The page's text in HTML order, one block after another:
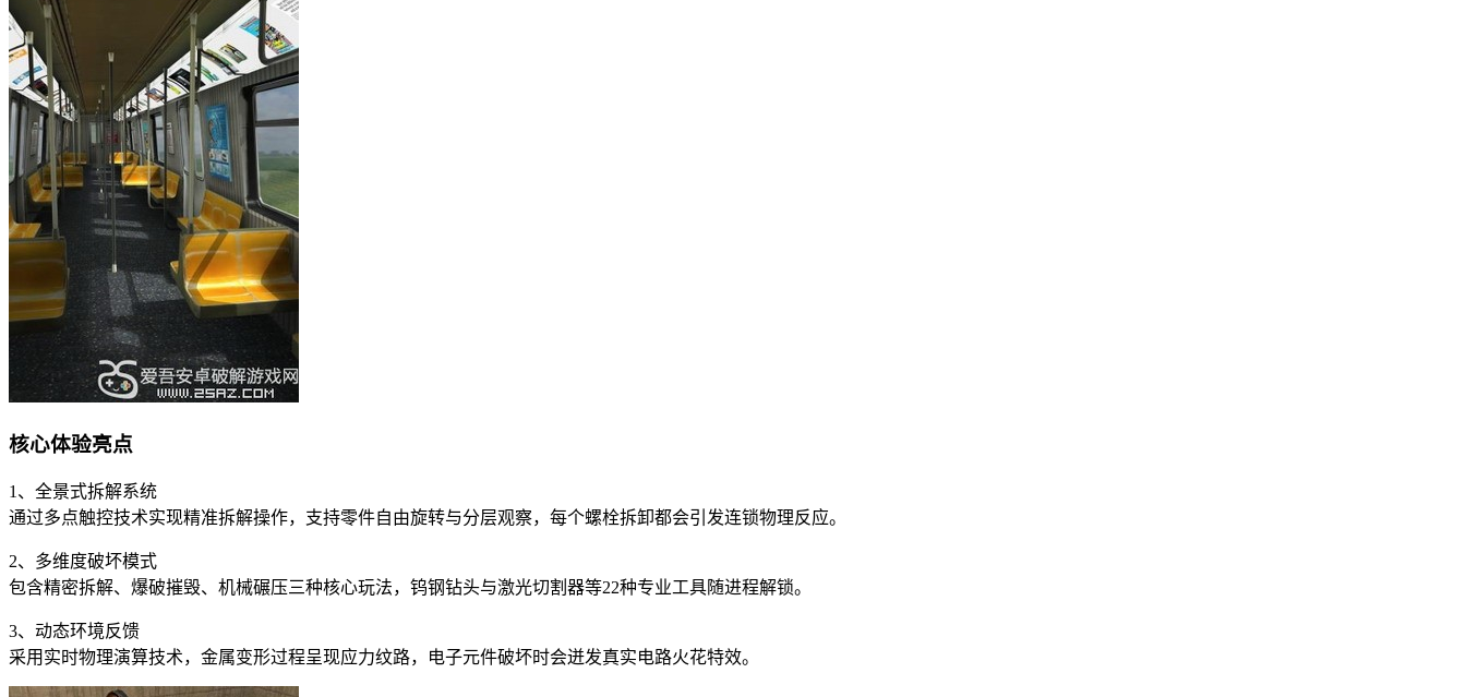
核心体验亮点
1、全景式拆解系统
通过多点触控技术实现精准拆解操作，支持零件自由旋转与分层观察，每个螺栓拆卸都会引发连锁物理反应。
2、多维度破坏模式
包含精密拆解、爆破摧毁、机械碾压三种核心玩法，钨钢钻头与激光切割器等22种专业工具随进程解锁。
3、动态环境反馈
采用实时物理演算技术，金属变形过程呈现应力纹路，电子元件破坏时会迸发真实电路火花特效。